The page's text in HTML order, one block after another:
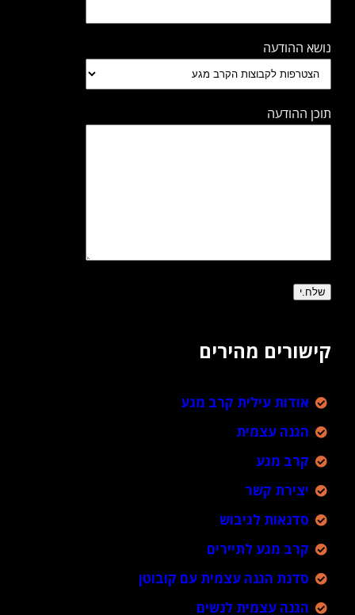
נושא ההודעה
תוכן ההודעה
קישורים מהירים
אודות עילית קרב מגע
הגנה עצמית
קרב מגע
יצירת קשר
סדנאות לגיבוש
קרב מגע לתיירים
סדנת הגנה עצמית עם קובוטן
הגנה עצמית לנשים